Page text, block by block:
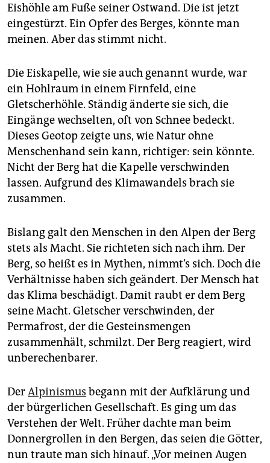
Eishöhle am Fuße seiner Ostwand. Die ist jetzt
eingestürzt. Ein Opfer des Berges, könnte man
meinen. Aber das stimmt nicht.
Die Eiskapelle, wie sie auch genannt wurde, war
ein Hohlraum in einem Firnfeld, eine
Gletscherhöhle. Ständig änderte sie sich, die
Eingänge wechselten, oft von Schnee bedeckt.
Dieses Geotop zeigte uns, wie Natur ohne
Menschenhand sein kann, richtiger: sein könnte.
Nicht der Berg hat die Kapelle verschwinden
lassen. Aufgrund des Klimawandels brach sie
zusammen.
Bislang galt den Menschen in den Alpen der Berg
stets als Macht. Sie richteten sich nach ihm. Der
Berg, so heißt es in Mythen, nimmt’s sich. Doch die
Verhältnisse haben sich geändert. Der Mensch hat
das Klima beschädigt. Damit raubt er dem Berg
seine Macht. Gletscher verschwinden, der
Permafrost, der die Gesteinsmengen
zusammenhält, schmilzt. Der Berg reagiert, wird
unberechenbarer.
DerAlpinismus begann mit der Aufklärung und
der bürgerlichen Gesellschaft. Es ging um das
Verstehen der Welt. Früher dachte man beim
Donnergrollen in den Bergen, das seien die Götter,
nun traute man sich hinauf. „Vor meinen Augen